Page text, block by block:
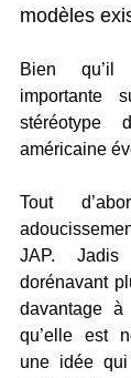
modèles
Bien qu’il
importante
stéréotype
américaine
Tout
JAP.
dorénavant
davantage
qu’elle est
une idée